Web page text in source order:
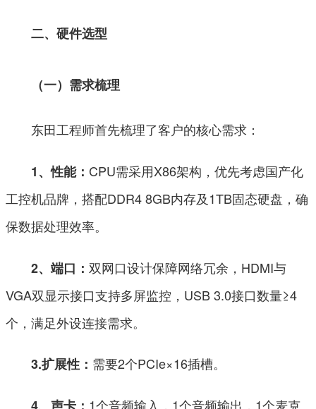
二、硬件选型
（一）需求梳理
东田工程师首先梳理了客户的核心需求：
1、性能： CPU需采用X86架构，优先考虑国产化
工控机品牌，搭配DDR4 8GB内存及1TB固态硬盘，确
保数据处理效率。
2、端口：双网口设计保障网络冗余，HDMI与
VGA双显示接口支持多屏监控，USB 3.0接口数量≥4
个，满足外设连接需求。
3.扩展性： 需要2个PCIe×16插槽。
4、声卡： 1个音频输入，1个音频输出，1个麦克